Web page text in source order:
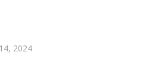
2024